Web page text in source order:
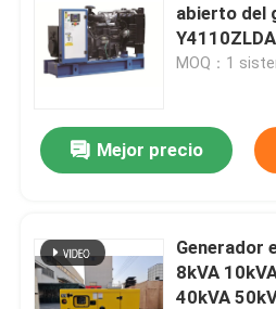
abierto del
75kva
MOQ：1
Mejor precio
Generador
8kVA
40kVA